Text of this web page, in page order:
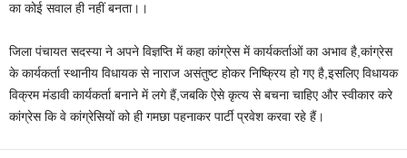
का कोई सवाल ही नहीं बनता।।
जिला पंचायत सदस्या ने अपने विज्ञप्ति में कहा कांग्रेस में कार्यकर्ताओं का अभाव है,कांग्रेस
के कार्यकर्ता स्थानीय विधायक से नाराज असंतुष्ट होकर निष्क्रिय हो गए है,इसलिए विधायक
विक्रम मंडावी कार्यकर्ता बनाने में लगे हैं,जबकि ऐसे कृत्य से बचना चाहिए और स्वीकार करे
कांग्रेस कि वे कांग्रेसियों को ही गमछा पहनाकर पार्टी प्रवेश करवा रहे हैं।